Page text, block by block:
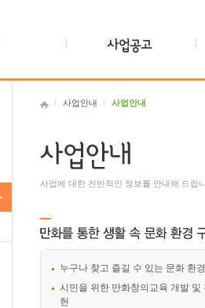
사업안내 사업안내
사업에 대한 전반적인 정보를 안내해 드립
누구나 찾고 즐길 수 있는 문화 환
시민을 위한 만화창의교육 개발 및
헌